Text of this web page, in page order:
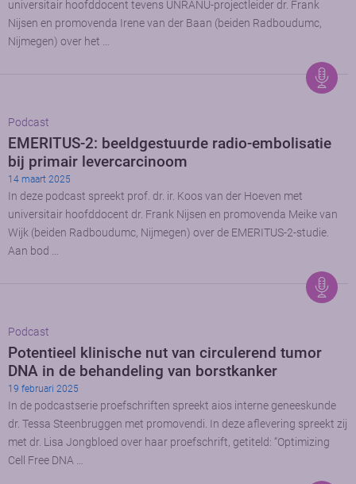
universitair hoofddocent tevens UNRANU-projectleider dr. Frank
Nijsen en promovenda Irene van der Baan (beiden Radboudumc,
Nijmegen) over het …
Podcast
EMERITUS-2: beeldgestuurde radio-embolisatie
bij primair levercarcinoom
14 maart 2025
In deze podcast spreekt prof. dr. ir. Koos van der Hoeven met
universitair hoofddocent dr. Frank Nijsen en promovenda Meike van
Wijk (beiden Radboudumc, Nijmegen) over de EMERITUS-2-studie.
Aan bod …
Podcast
Potentieel klinische nut van circulerend tumor
DNA in de behandeling van borstkanker
19 februari 2025
In de podcastserie proefschriften spreekt aios interne geneeskunde
dr. Tessa Steenbruggen met promovendi. In deze aflevering spreekt zij
met dr. Lisa Jongbloed over haar proefschrift, getiteld: “Optimizing
Cell Free DNA …